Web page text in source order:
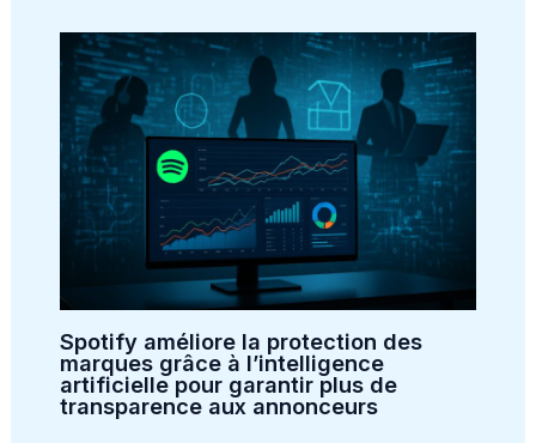
Spotify améliore la protection des
marques grâce à l’intelligence
artificielle pour garantir plus de
transparence aux annonceurs